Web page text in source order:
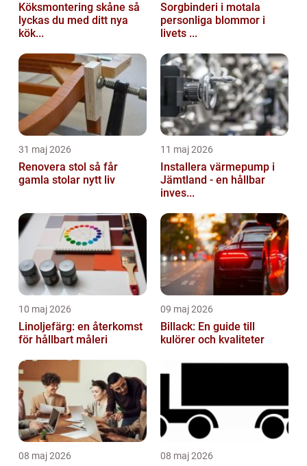
Köksmontering skåne så
lyckas du med ditt nya
kök...
Sorgbinderi i motala
personliga blommor i
livets ...
31 maj 2026
Renovera stol så får
gamla stolar nytt liv
11 maj 2026
Installera värmepump i
Jämtland - en hållbar
inves...
10 maj 2026
Linoljefärg: en återkomst
för hållbart måleri
09 maj 2026
Billack: En guide till
kulörer och kvaliteter
08 maj 2026 08 maj 2026